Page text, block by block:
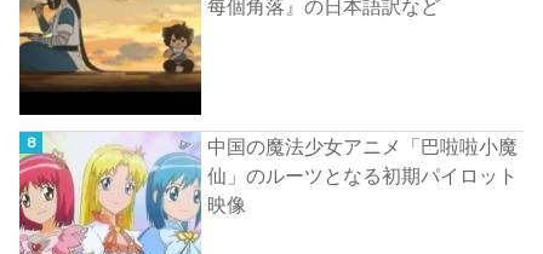
每個角落』の日本語訳など
中国の魔法少女アニメ「巴啦啦小魔
仙」のルーツとなる初期パイロット
映像